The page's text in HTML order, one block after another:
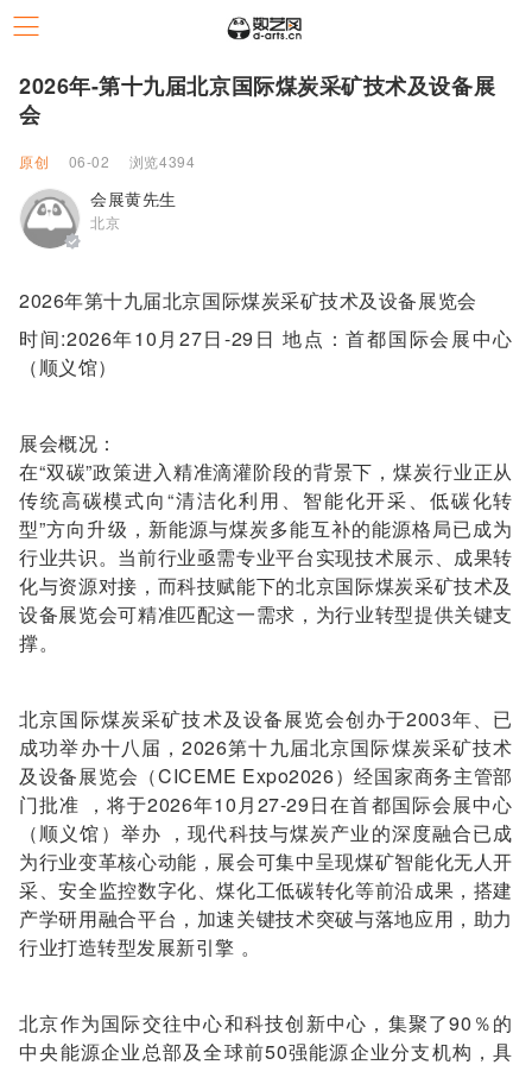
2026年-第十九届北京国际煤炭采矿技术及设备展
会
原创 06-02 浏览4394
会展黄先生
北京
2026年第十九届北京国际煤炭采矿技术及设备展览会
时间:2026年10月27日-29日 地点：首都国际会展中心
（顺义馆）
展会概况：
在“双碳”政策进入精准滴灌阶段的背景下，煤炭行业正从
传统高碳模式向“清洁化利用、智能化开采、低碳化转
型”方向升级，新能源与煤炭多能互补的能源格局已成为
行业共识。当前行业亟需专业平台实现技术展示、成果转
化与资源对接，而科技赋能下的北京国际煤炭采矿技术及
设备展览会可精准匹配这一需求，为行业转型提供关键支
撑。
北京国际煤炭采矿技术及设备展览会创办于2003年、已
成功举办十八届，2026第十九届北京国际煤炭采矿技术
及设备展览会（CICEME Expo2026）经国家商务主管部
门批准 ，将于2026年10月27-29日在首都国际会展中心
（顺义馆）举办 ，现代科技与煤炭产业的深度融合已成
为行业变革核心动能，展会可集中呈现煤矿智能化无人开
采、安全监控数字化、煤化工低碳转化等前沿成果，搭建
产学研用融合平台，加速关键技术突破与落地应用，助力
行业打造转型发展新引擎 。
北京作为国际交往中心和科技创新中心，集聚了90％的
中央能源企业总部及全球前50强能源企业分支机构，具